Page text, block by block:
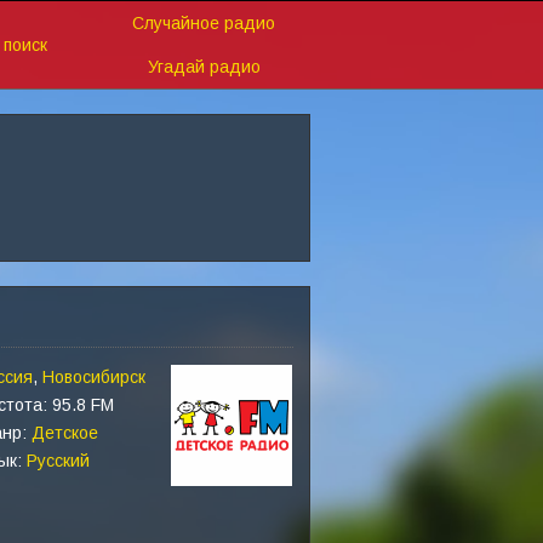
Случайное радио
Угадай радио
, Новосибирск
95.8 FM
Детское
Русский